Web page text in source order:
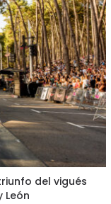
del vigués
León